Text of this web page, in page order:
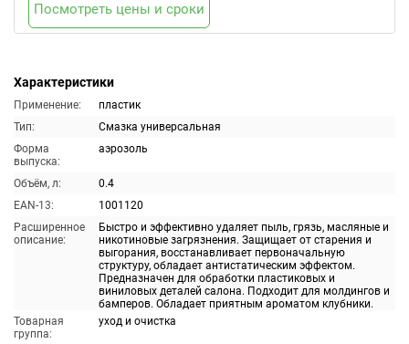
Характеристики
Применение:
пластик
Тип:
Смазка универсальная
Форма
выпуска:
аэрозоль
Объём, л:
0.4
EAN-13:
1001120
Расширенное
описание:
Быстро и эффективно удаляет пыль, грязь, масляные и
никотиновые загрязнения. Защищает от старения и
выгорания, восстанавливает первоначальную
структуру, обладает антистатическим эффектом.
Предназначен для обработки пластиковых и
виниловых деталей салона. Подходит для молдингов и
бамперов. Обладает приятным ароматом клубники.
Товарная
группа:
уход и очистка
Посмотреть цены и сроки